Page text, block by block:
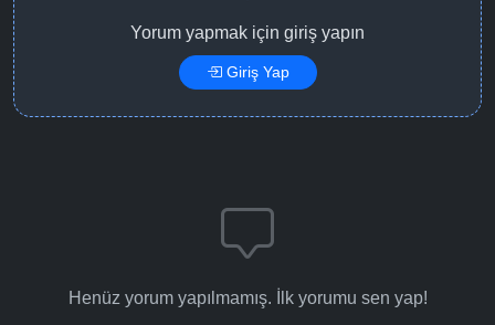
Detaylar
Yorum yapmak için giriş yapın
Giriş Yap
Henüz yorum yapılmamış. İlk yorumu sen yap!